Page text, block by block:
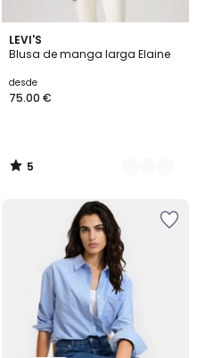
LEVI'S
Blusa de manga larga Elaine
desde
75.00 €
5
/
2
Colores
5
/